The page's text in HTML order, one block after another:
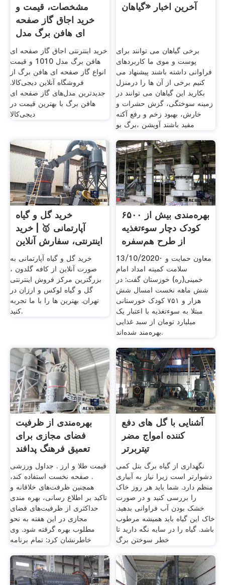
مشخصات، قیمت و
خرید اجاق گاز صفحه
ای هافن برگ مدل
1010
خرید اینترنتی اجاق گاز صفحه ای
هافن برگ مدل 1010 و قیمت
انواع گاز صفحه ای هافن برگ از
فروشگاه آنلاین دیجی‌کالا.
جدیدترین مدل‌های گاز صفحه ای
هافن برگ با بهترین قیمت در
دیجی‌کالا
آخرین اخبار «گیاهان
برخی گیاهان می توانند برای
پوست و موی ما کاربردهای
فراوانی داشته باشند پیشنهاد می
کنیم برخی از آن ها را درمنزل
بکارید این گیاهان می توانند در
زمینه سوختگی، گزش حشرات و
خارش، بهبود زخم و رفع آکنه
مفید باشند آویشن ،برگ بو
خرید گل و گیاه
آپارتمانی 🥇 | خرید
اینترنتی، سفارش آنلاین
خرید گل و گیاه آپارتمانی به
صورت آنلاین از کافه گلدون ،
بزرگترین مرکز فروش اینترنتی
گل و گیاه لوکس و ارزان در
تهران. بهترین ها را با ما تجربه
کنید.
بهره‌مندی بیش از ۶۵۰۰
کودک دچار سوءتغذیه
از طرح هم‌سفره
13/10/2020· معاون حمایت و
سلامت کمیته امداد امام
خمینی(ره) خوزستان گفت: در
شش ماهه نخست امسال شش
هزار و ۷۵۱ کودک خورستانی
مبتلا به سوءتغذیه با اعتبار یک
میلیارد تومان از سبد غذایی
بهره‌مند شده‌اند.
بهره‌مندی از ظرفیت
فضای مجازی برای
تعمیق فرهنگ پدافند
غیرعامل
قیمت طلا و ارز . جداول ورزشی
. صفحه نخست استفاده کند،
همچنین ظرفت‌های خلاقانه و
تاکید بر اطلاع رسانی، بهره مندی
حداکثری از ظرفیت‌های فضای
مجازی در این هفته به نحو
مطلوب بهره گرفته شود. وی
خاطرنشان کرد: تمام برنامه
آشنایی با گل های دفع
کننده امواج مضر
تیتربرتر
نگهداری از گیاه برگ بتل کمی
دشوارتر است زیرا نیاز به آبیاری
منظم دارد. شما باید هر روز خاک
را بررسی کنید و در صورت
خشک بودن آب فراوانی بدهید.
خاک این گیاه باید همیشه مرطوب
باشد. گیاه را در سایه نگه دارید تا
خطر سوختن برگ